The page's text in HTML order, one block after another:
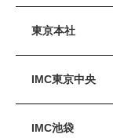
東京本社
IMC東京中央
IMC池袋